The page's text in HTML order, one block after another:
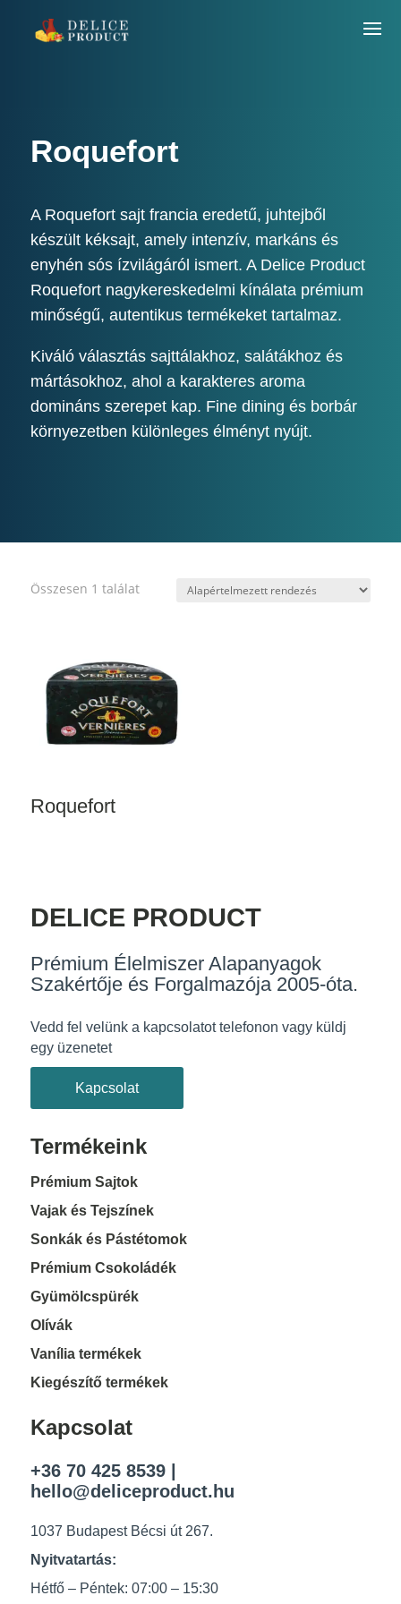
Roquefort
A Roquefort sajt francia eredetű, juhtejből
készült kéksajt, amely intenzív, markáns és
enyhén sós ízvilágáról ismert. A Delice Product
Roquefort nagykereskedelmi kínálata prémium
minőségű, autentikus termékeket tartalmaz.
Kiváló választás sajttálakhoz, salátákhoz és
mártásokhoz, ahol a karakteres aroma
domináns szerepet kap. Fine dining és borbár
környezetben különleges élményt nyújt.
Összesen 1 találat
Roquefort
DELICE PRODUCT
Prémium Élelmiszer Alapanyagok
Szakértője és Forgalmazója 2005-óta.
Vedd fel velünk a kapcsolatot telefonon vagy küldj
egy üzenetet
Kapcsolat
Termékeink
Prémium Sajtok
Vajak és Tejszínek
Sonkák és Pástétomok
Prémium Csokoládék
Gyümölcspürék
Olívák
Vanília termékek
Kiegészítő termékek
Kapcsolat
+36 70 425 8539|
hello@deliceproduct.hu
1037 Budapest Bécsi út 267.
Nyitvatartás:
Hétfő – Péntek: 07:00 – 15:30